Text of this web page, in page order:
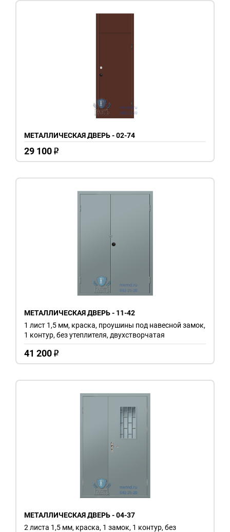
МЕТАЛЛИЧЕСКАЯ ДВЕРЬ - 02-74
29 100 o
МЕТАЛЛИЧЕСКАЯ ДВЕРЬ - 11-42
41 200 o
1 лист 1,5 мм, краска, проушины под навесной замок,
1 контур, без утеплителя, двухстворчатая
МЕТАЛЛИЧЕСКАЯ ДВЕРЬ - 04-37
2 листа 1,5 мм, краска, 1 замок, 1 контур, без